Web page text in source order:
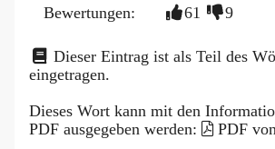
Bewertungen:
61 9
Dieser Eintrag ist als Teil des
eingetragen.
Dieses Wort kann mit den
PDF ausgegeben werden:
PDF